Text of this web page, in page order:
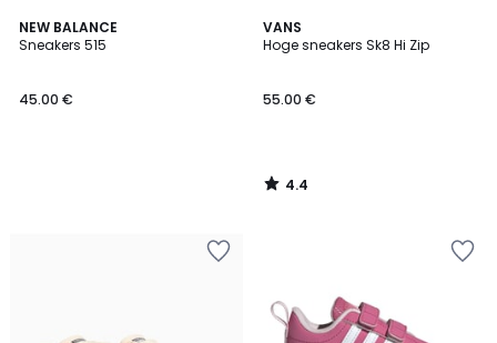
NEW BALANCE
Sneakers 515
45.00 €
VANS
Hoge sneakers Sk8 Hi Zip
55.00 €
4.4
/ 5
4.4
/